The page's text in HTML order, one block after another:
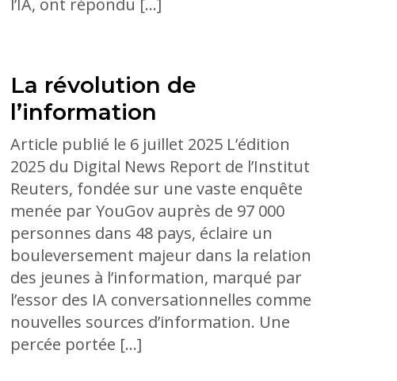
l’IA, ont répondu […]
La révolution de
l’information
Article publié le 6 juillet 2025 L’édition
2025 du Digital News Report de l’Institut
Reuters, fondée sur une vaste enquête
menée par YouGov auprès de 97 000
personnes dans 48 pays, éclaire un
bouleversement majeur dans la relation
des jeunes à l’information, marqué par
l’essor des IA conversationnelles comme
nouvelles sources d’information. Une
percée portée […]